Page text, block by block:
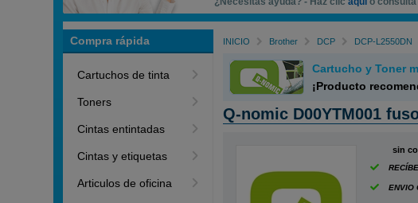
Compra rápida
Cartuchos de tinta
Toners
Cintas entintadas
Cintas y etiquetas
Articulos de oficina
INICIO Brother DCP DCP-L2550DN
Cartucho y Toner
¡Producto
Q-nomic D00YTM001
sin
ENVIO